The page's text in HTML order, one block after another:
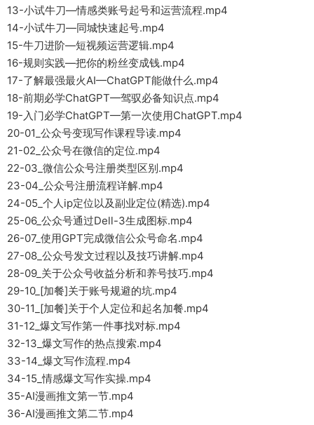
13-小试牛刀—情感类账号起号和运营流程.mp4
14-小试牛刀—同城快速起号.mp4
15-牛刀进阶—短视频运营逻辑.mp4
16-规则实践—把你的粉丝变成钱.mp4
17-了解最强最火AI—ChatGPT能做什么.mp4
18-前期必学ChatGPT—驾驭必备知识点.mp4
19-入门必学ChatGPT—第一次使用ChatGPT.mp4
20-01_公众号变现写作课程导读.mp4
21-02_公众号在微信的定位.mp4
22-03_微信公众号注册类型区别.mp4
23-04_公众号注册流程详解.mp4
24-05_个人ip定位以及副业定位(精选).mp4
25-06_公众号通过Dell-3生成图标.mp4
26-07_使用GPT完成微信公众号命名.mp4
27-08_公众号发文过程以及技巧讲解.mp4
28-09_关于公众号收益分析和养号技巧.mp4
29-10_[加餐]关于账号规避的坑.mp4
30-11_[加餐]关于个人定位和起名加餐.mp4
31-12_爆文写作第一件事找对标.mp4
32-13_爆文写作的热点搜索.mp4
33-14_爆文写作流程.mp4
34-15_情感爆文写作实操.mp4
35-AI漫画推文第一节.mp4
36-AI漫画推文第二节.mp4